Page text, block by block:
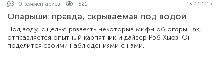
0 комментариев 521 13.02.2015
Опарыши: правда, скрываемая под водой
Под воду, с целью развеять некоторые мифы об опарышах,
отправляется опытный карпятник и дайвер Роб Хьюз. Он
поделится своими наблюдениями с нами.